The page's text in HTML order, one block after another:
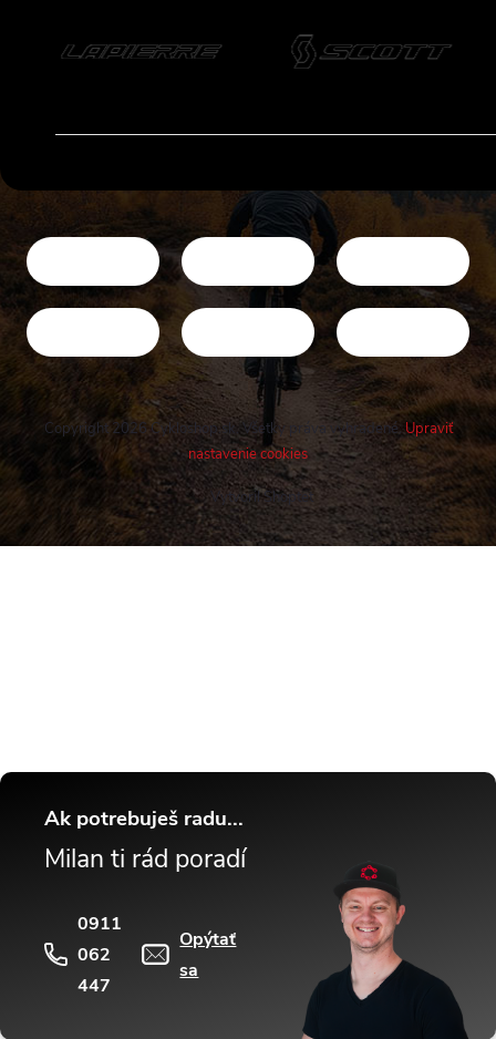
Vytvoril Shoptet
Copyright 2026 Cykloshop.sk. Všetky práva vyhradené.Upraviť
nastavenie cookies
Ak potrebuješ radu...
Milan ti rád poradí
0911
062
447
Opýtať
sa